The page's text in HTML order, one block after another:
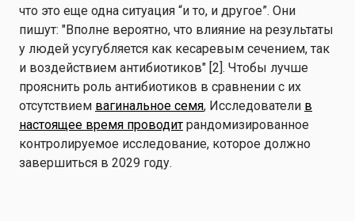
что это еще одна ситуация “и то, и другое”. Они
пишут: "Вполне вероятно, что влияние на результаты
у людей усугубляется как кесаревым сечением, так
и воздействием антибиотиков" [2]. Чтобы лучше
прояснить роль антибиотиков в сравнении с их
отсутствием вагинальное семя, Исследователи в
настоящее время проводит рандомизированное
контролируемое исследование, которое должно
завершиться в 2029 году.